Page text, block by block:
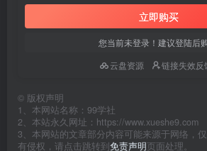
立即购买
您当前未登录！建议登陆后
云盘资源
链接失效
© 版权声明
1、本网站名称：99学社
2、本站永久网址：https://www.xueshe9.com
3、本网站的文章部分内容可能来源于网络，
有侵权，请点击跳转到免责声明页面处理。